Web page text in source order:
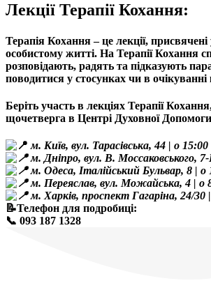
Лекції Терапії Кохання:
Терапія Кохання – це лекції,
особистому житті. На Терапії Кохання
розповідають, радять та підказують
поводитися у стосунках чи в
Беріть участь в лекціях Терапії
щочетверга в Центрі Духовної
м. Київ, вул. Тарасівська, 44 | о 15:00
м. Дніпро, вул. В. Моссаковського,
м. Одеса, Італійський Бульвар, 8 | о
м. Переяслав, вул. Можайська, 4 | о
м. Харків, проспект Гагаріна, 24/30
📝Телефон для подробиці:
📞 093 187 1328